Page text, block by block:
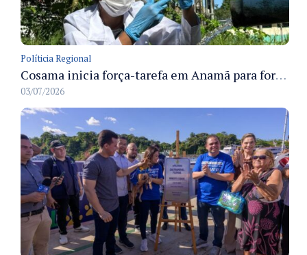
Políticia Regional
Cosama inicia força-tarefa em Anamã para fortalecer abastecimento de água e segurança hídrica da população
03/07/2026